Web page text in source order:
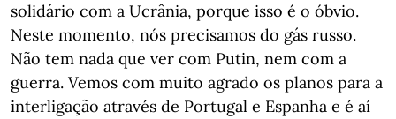
solidário com a Ucrânia, porque isso é o óbvio.
Neste momento, nós precisamos do gás russo.
Não tem nada que ver com Putin, nem com a
guerra. Vemos com muito agrado os planos para a
interligação através de Portugal e Espanha e é aí